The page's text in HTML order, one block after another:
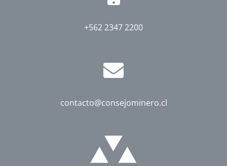
+562 2347 2200
contacto@consejominero.cl